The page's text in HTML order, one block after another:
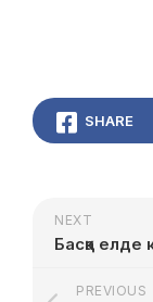
SHARE
NEXT
PREVIOUS